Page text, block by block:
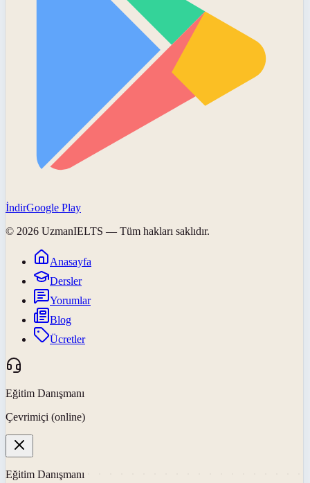
İndirGoogle Play
© 2026 UzmanIELTS — Tüm hakları saklıdır.
Anasayfa
Dersler
Yorumlar
Blog
Ücretler
Eğitim Danışmanı
Çevrimiçi (online)
Eğitim Danışmanı